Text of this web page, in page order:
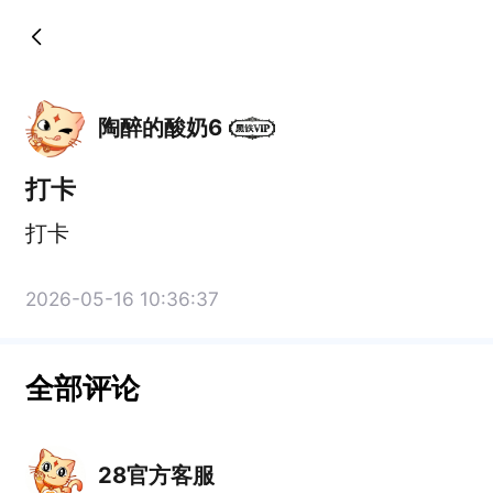
陶醉的酸奶6
打卡
打卡
2026-05-16 10:36:37
全部评论
28官方客服